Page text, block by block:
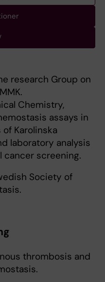
research Group on
Chemistry,
assays in
Karolinska
laboratory analysis
cancer screening.
Society of
thrombosis and